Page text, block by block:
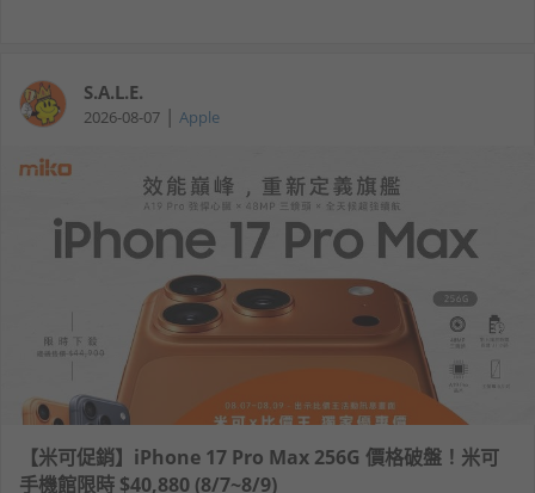
S.A.L.E.
2026-08-07 | Apple
【米可促銷】iPhone 17 Pro Max 256G 價格破盤！米可
手機館限時 $40,880 (8/7~8/9)